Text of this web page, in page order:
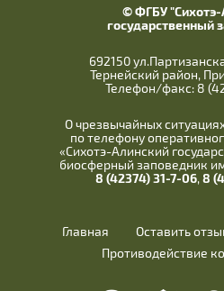
© ФГБУ "Сихотэ-
государственный
692150
Тернейский район,
Телефон/факс: 8
О чрезвычайных
по телефону
«Сихотэ-Алинский
биосферный заповедник
8 (42374) 31-7-06,8
Главная Оставить
Противодействие